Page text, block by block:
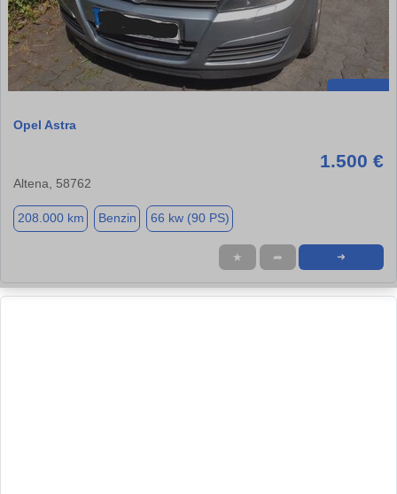
Opel Astra
1.500 €
Altena, 58762
208.000 km Benzin 66 kw (90 PS)
★ ➦ ➜